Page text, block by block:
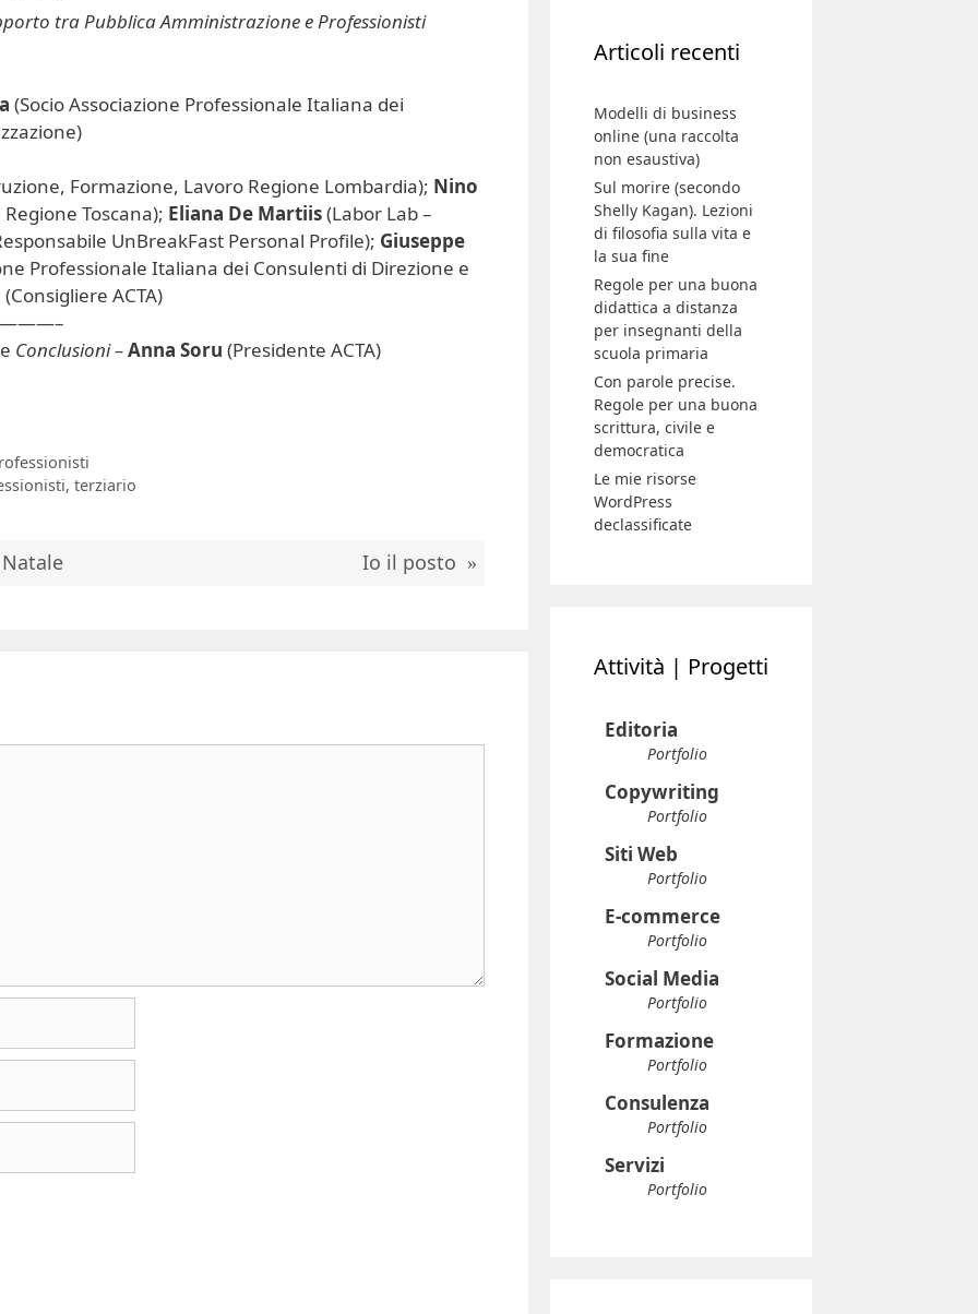
tra Pubblica Amministrazione e Professionisti
(Socio Associazione Professionale Italiana dei
Formazione, Lavoro Regione Lombardia); Nino
Toscana); Eliana De Martiis(Labor Lab –
UnBreakFast Personal Profile); Giuseppe
Professionale Italiana dei Consulenti di Direzione e
(Consigliere ACTA)
e Conclusioni –Anna Soru (Presidente ACTA)
, terziario
Io il posto
Articoli recenti
Modelli di business
online (una raccolta
non esaustiva)
Sul morire (secondo
Shelly Kagan). Lezioni
di filosofia sulla vita e
la sua fine
Regole per una buona
didattica a distanza
per insegnanti della
scuola primaria
Con parole precise.
Regole per una buona
scrittura, civile e
democratica
Le mie risorse
WordPress
declassificate
Attività | Progetti
Editoria
Portfolio
Copywriting
Portfolio
Siti Web
Portfolio
E-commerce
Portfolio
Social Media
Portfolio
Formazione
Portfolio
Consulenza
Portfolio
Servizi
Portfolio